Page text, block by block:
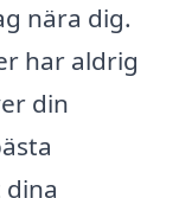
nära dig.
har aldrig
din